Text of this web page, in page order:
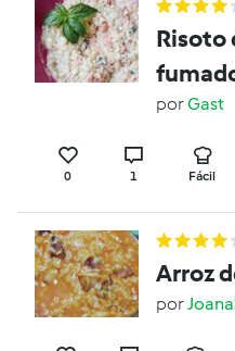
Risoto
doses)
porGast
0 1 Fácil
Arroz
por